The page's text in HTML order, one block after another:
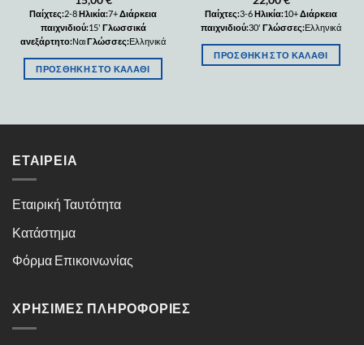
Παίχτες:2-8Ηλικία:7+ Διάρκεια
παιχνιδιού:15' Γλωσσικά
ανεξάρτητο:ΝαιΓλώσσες:Ελληνικά
ΠΡΟΣΘΉΚΗ ΣΤΟ ΚΑΛΆΘΙ
Παίχτες:3-6Ηλικία:10+ Διάρκεια
παιχνιδιού:30' Γλώσσες:Ελληνικά
ΠΡΟΣΘΉΚΗ ΣΤΟ ΚΑΛΆΘΙ
ΕΤΑΙΡΕΊΑ
Εταιρική Ταυτότητα
Κατάστημα
Φόρμα Επικοινωνίας
ΧΡΉΣΙΜΕΣ ΠΛΗΡΟΦΟΡΊΕΣ